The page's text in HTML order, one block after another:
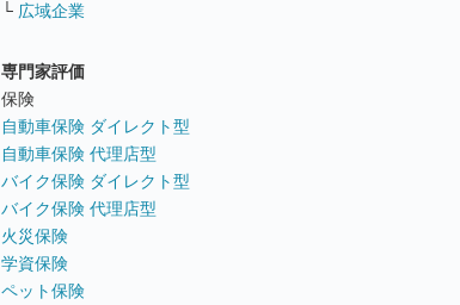
└ 広域企業
専門家評価
保険
自動車保険 ダイレクト型
自動車保険 代理店型
バイク保険 ダイレクト型
バイク保険 代理店型
火災保険
学資保険
ペット保険